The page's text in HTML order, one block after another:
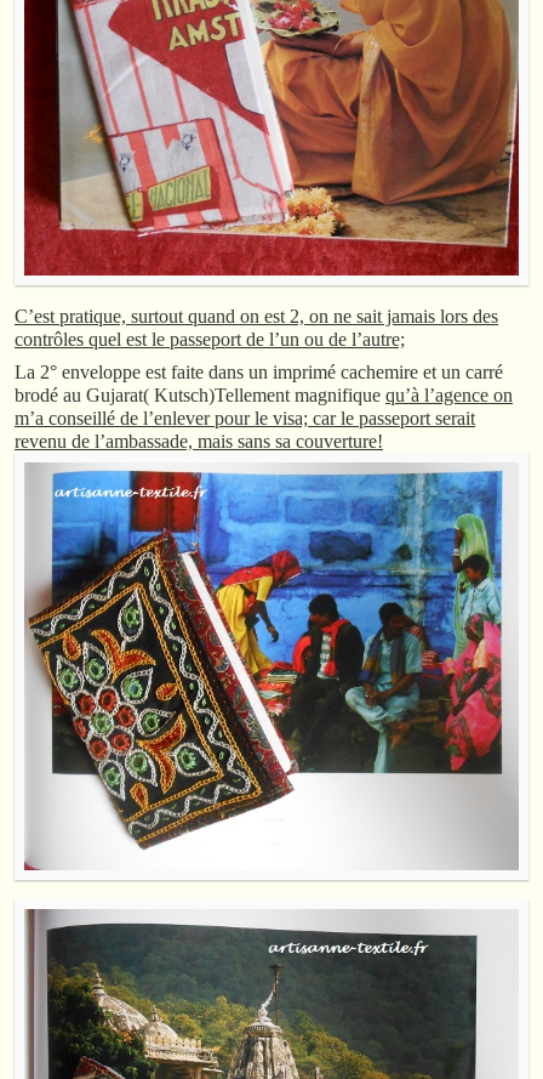
C’est pratique, surtout quand on est 2, on ne sait jamais lors des
contrôles quel est le passeport de l’un ou de l’autre;
La 2° enveloppe est faite dans un imprimé cachemire et un carré
brodé au Gujarat( Kutsch)Tellement magnifique qu’à l’agence on
m’a conseillé de l’enlever pour le visa; car le passeport serait
revenu de l’ambassade, mais sans sa couverture!